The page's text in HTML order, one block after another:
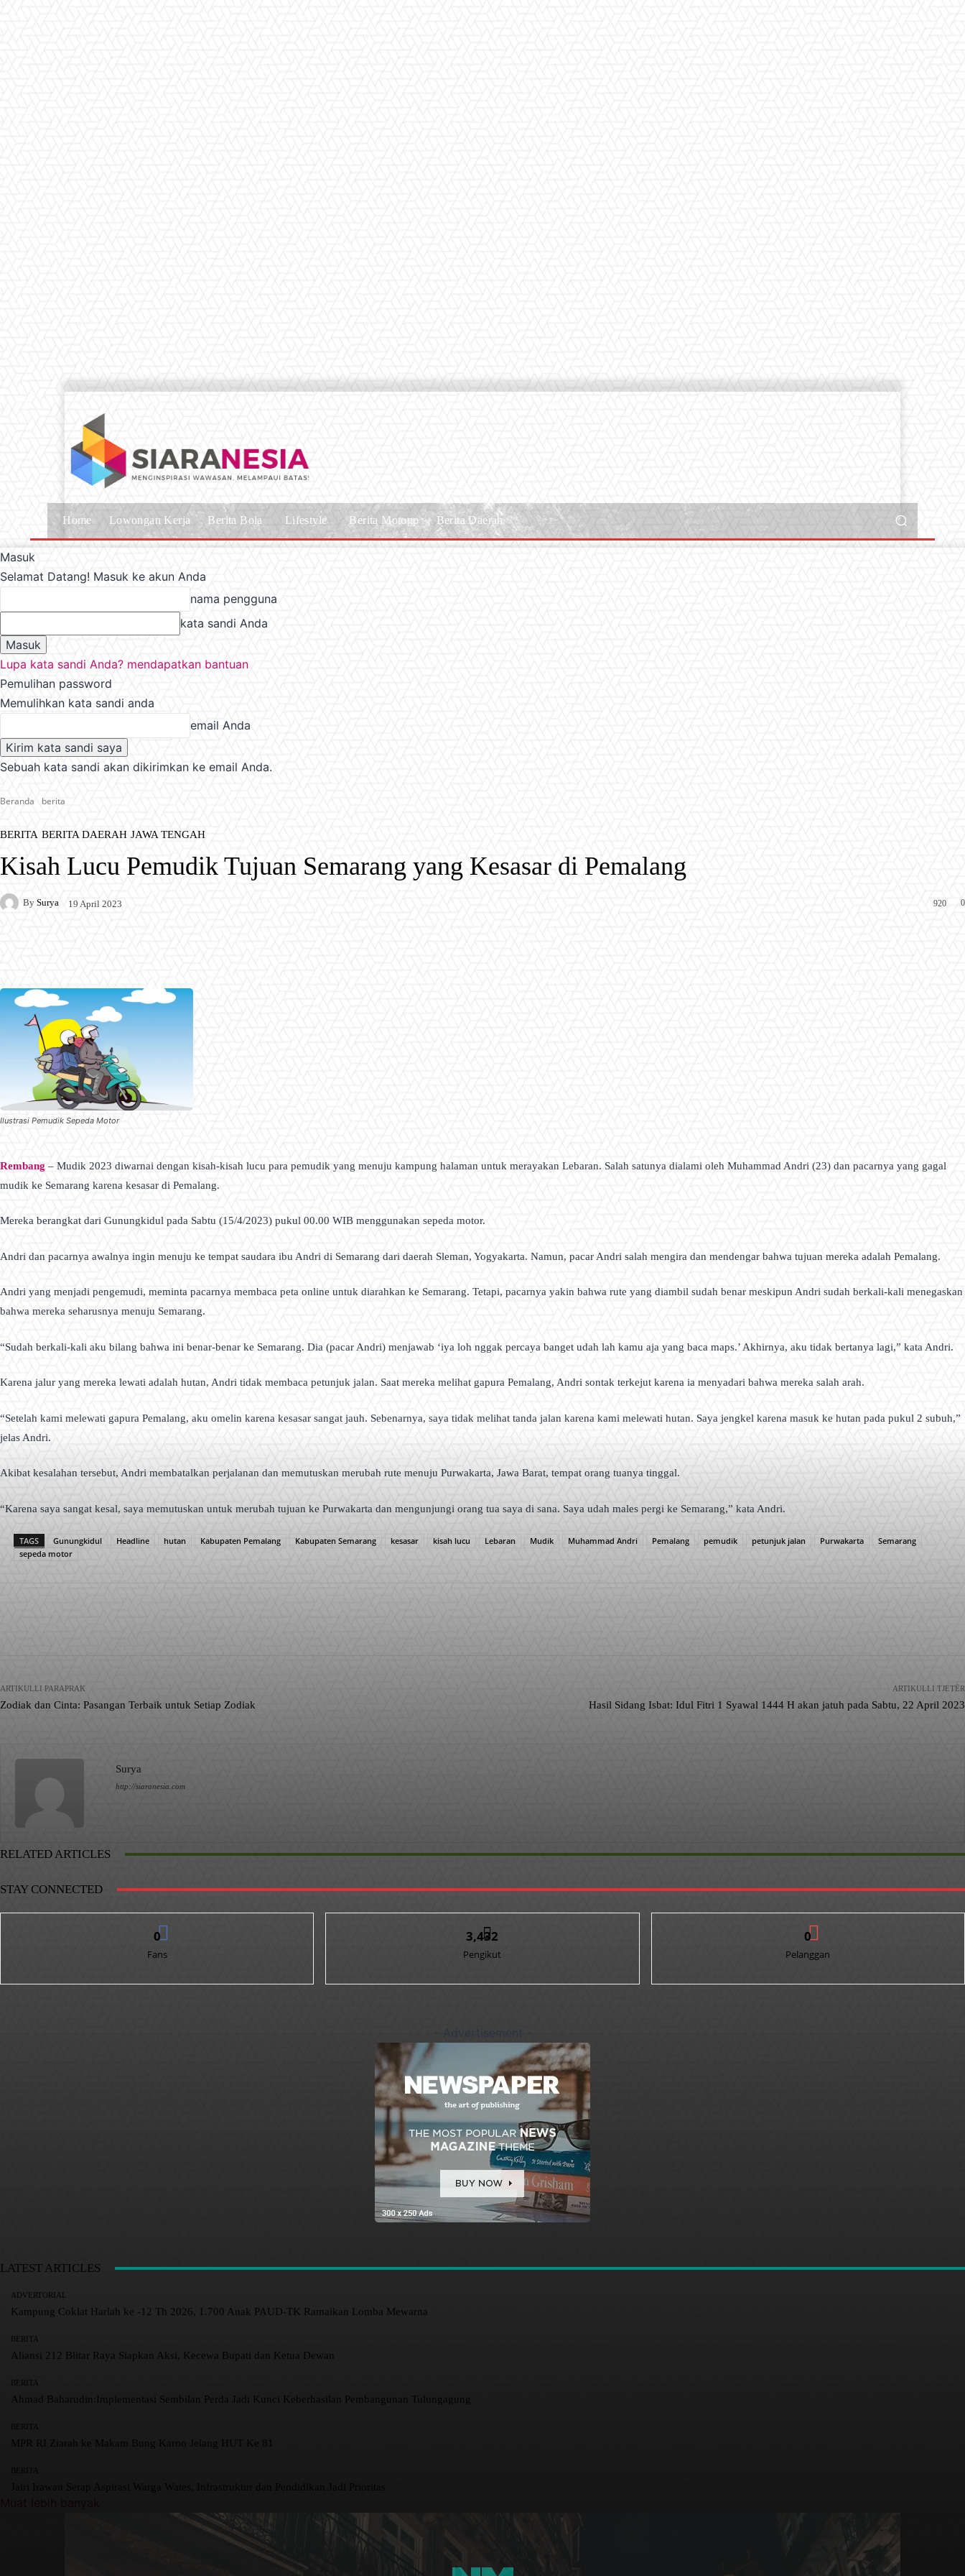
Home Lowongan Kerja Berita Bola Lifestyle Berita Motogp Berita Daerah
Masuk
Selamat Datang! Masuk ke akun Anda
nama pengguna
kata sandi Anda
Lupa kata sandi Anda? mendapatkan bantuan
Pemulihan password
Memulihkan kata sandi anda
email Anda
Sebuah kata sandi akan dikirimkan ke email Anda.
Beranda berita
BERITA BERITA DAERAH JAWA TENGAH
Kisah Lucu Pemudik Tujuan Semarang yang Kesasar di Pemalang
By Surya 19 April 2023 0
920
Ilustrasi Pemudik Sepeda Motor
Rembang – Mudik 2023 diwarnai dengan kisah-kisah lucu para pemudik yang menuju kampung halaman untuk merayakan Lebaran. Salah satunya dialami oleh Muhammad Andri (23) dan pacarnya yang gagal
mudik ke Semarang karena kesasar di Pemalang.
Mereka berangkat dari Gunungkidul pada Sabtu (15/4/2023) pukul 00.00 WIB menggunakan sepeda motor.
Andri dan pacarnya awalnya ingin menuju ke tempat saudara ibu Andri di Semarang dari daerah Sleman, Yogyakarta. Namun, pacar Andri salah mengira dan mendengar bahwa tujuan mereka adalah Pemalang.
Andri yang menjadi pengemudi, meminta pacarnya membaca peta online untuk diarahkan ke Semarang. Tetapi, pacarnya yakin bahwa rute yang diambil sudah benar meskipun Andri sudah berkali-kali menegaskan
bahwa mereka seharusnya menuju Semarang.
“Sudah berkali-kali aku bilang bahwa ini benar-benar ke Semarang. Dia (pacar Andri) menjawab ‘iya loh nggak percaya banget udah lah kamu aja yang baca maps.’ Akhirnya, aku tidak bertanya lagi,” kata Andri.
Karena jalur yang mereka lewati adalah hutan, Andri tidak membaca petunjuk jalan. Saat mereka melihat gapura Pemalang, Andri sontak terkejut karena ia menyadari bahwa mereka salah arah.
“Setelah kami melewati gapura Pemalang, aku omelin karena kesasar sangat jauh. Sebenarnya, saya tidak melihat tanda jalan karena kami melewati hutan. Saya jengkel karena masuk ke hutan pada pukul 2 subuh,”
jelas Andri.
Akibat kesalahan tersebut, Andri membatalkan perjalanan dan memutuskan merubah rute menuju Purwakarta, Jawa Barat, tempat orang tuanya tinggal.
“Karena saya sangat kesal, saya memutuskan untuk merubah tujuan ke Purwakarta dan mengunjungi orang tua saya di sana. Saya udah males pergi ke Semarang,” kata Andri.
TAGS Gunungkidul Headline hutan Kabupaten Pemalang Kabupaten Semarang kesasar kisah lucu Lebaran Mudik Muhammad Andri Pemalang pemudik petunjuk jalan Purwakarta
Semarang
sepeda motor
ARTIKULLI PARAPRAK
Zodiak dan Cinta: Pasangan Terbaik untuk Setiap Zodiak
ARTIKULLI TJETËR
Hasil Sidang Isbat: Idul Fitri 1 Syawal 1444 H akan jatuh pada Sabtu, 22 April 2023
Surya
http://siaranesia.com
RELATED ARTICLES
STAY CONNECTED
0
Fans
3,432
Pengikut
0
Pelanggan
LATEST ARTICLES
ADVERTORIAL
Kampung Coklat Harlah ke -12 Th 2026, 1.700 Anak PAUD-TK Ramaikan Lomba Mewarna
BERITA
Aliansi 212 Blitar Raya Siapkan Aksi, Kecewa Bupati dan Ketua Dewan
BERITA
Ahmad Baharudin:Implementasi Sembilan Perda Jadi Kunci Keberhasilan Pembangunan Tulungagung
BERITA
MPR RI Ziarah ke Makam Bung Karno Jelang HUT Ke 81